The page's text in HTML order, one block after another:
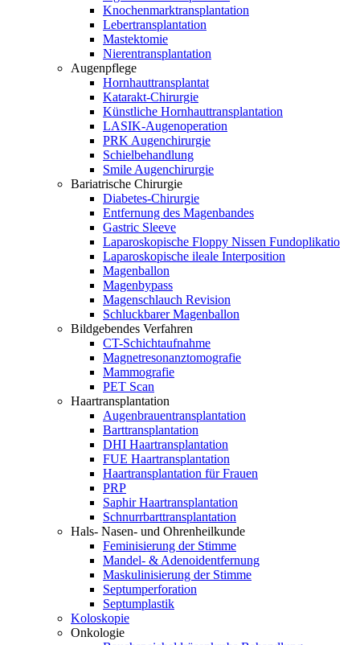
Knochenmarktransplantation
Lebertransplantation
Mastektomie
Nierentransplantation
Augenpflege
Hornhauttransplantat
Katarakt-Chirurgie
Künstliche Hornhauttransplantation
LASIK-Augenoperation
PRK Augenchirurgie
Schielbehandlung
Smile Augenchirurgie
Bariatrische Chirurgie
Diabetes-Chirurgie
Entfernung des Magenbandes
Gastric Sleeve
Laparoskopische Floppy Nissen Fundoplikatio
Laparoskopische ileale Interposition
Magenballon
Magenbypass
Magenschlauch Revision
Schluckbarer Magenballon
Bildgebendes Verfahren
CT-Schichtaufnahme
Magnetresonanztomografie
Mammografie
PET Scan
Haartransplantation
Augenbrauentransplantation
Barttransplantation
DHI Haartransplantation
FUE Haartransplantation
Haartransplantation für Frauen
PRP
Saphir Haartransplantation
Schnurrbarttransplantation
Hals- Nasen- und Ohrenheilkunde
Feminisierung der Stimme
Mandel- & Adenoidentfernung
Maskulinisierung der Stimme
Septumperforation
Septumplastik
Koloskopie
Onkologie